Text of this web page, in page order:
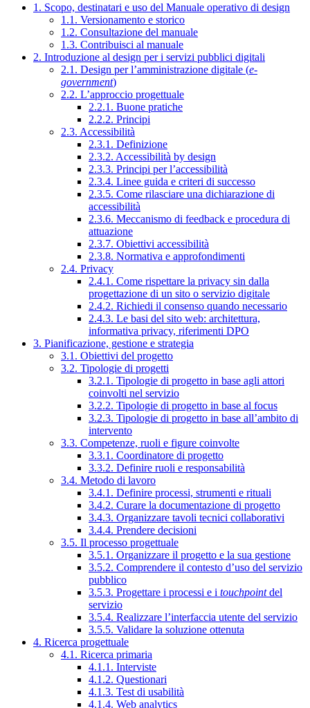
1. Scopo, destinatari e uso del Manuale operativo di design
1.1. Versionamento e storico
1.2. Consultazione del manuale
1.3. Contribuisci al manuale
2. Introduzione al design per i servizi pubblici digitali
2.1. Design per l’amministrazione digitale (e-
government)
2.2. L’approccio progettuale
2.2.1. Buone pratiche
2.2.2. Principi
2.3. Accessibilità
2.3.1. Definizione
2.3.2. Accessibilità by design
2.3.3. Principi per l’accessibilità
2.3.4. Linee guida e criteri di successo
2.3.5. Come rilasciare una dichiarazione di
accessibilità
2.3.6. Meccanismo di feedback e procedura di
attuazione
2.3.7. Obiettivi accessibilità
2.3.8. Normativa e approfondimenti
2.4. Privacy
2.4.1. Come rispettare la privacy sin dalla
progettazione di un sito o servizio digitale
2.4.2. Richiedi il consenso quando necessario
2.4.3. Le basi del sito web: architettura,
informativa privacy, riferimenti DPO
3. Pianificazione, gestione e strategia
3.1. Obiettivi del progetto
3.2. Tipologie di progetti
3.2.1. Tipologie di progetto in base agli attori
coinvolti nel servizio
3.2.2. Tipologie di progetto in base al focus
3.2.3. Tipologie di progetto in base all’ambito di
intervento
3.3. Competenze, ruoli e figure coinvolte
3.3.1. Coordinatore di progetto
3.3.2. Definire ruoli e responsabilità
3.4. Metodo di lavoro
3.4.1. Definire processi, strumenti e rituali
3.4.2. Curare la documentazione di progetto
3.4.3. Organizzare tavoli tecnici collaborativi
3.4.4. Prendere decisioni
3.5. Il processo progettuale
3.5.1. Organizzare il progetto e la sua gestione
3.5.2. Comprendere il contesto d’uso del servizio
pubblico
3.5.3. Progettare i processi e i touchpointdel
servizio
3.5.4. Realizzare l’interfaccia utente del servizio
3.5.5. Validare la soluzione ottenuta
4. Ricerca progettuale
4.1. Ricerca primaria
4.1.1. Interviste
4.1.2. Questionari
4.1.3. Test di usabilità
4.1.4. Web analytics